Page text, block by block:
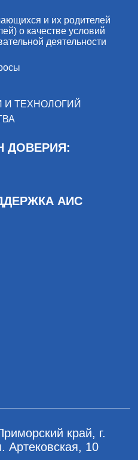
и их родителей
о качестве условий
деятельности
И ТЕХНОЛОГИЙ
ДОВЕРИЯ:
АИС
край, г.
Артековская, 10